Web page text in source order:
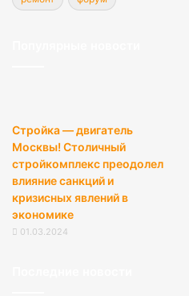
Стройка — двигатель
Москвы! Столичный
стройкомплекс преодолел
влияние санкций и
кризисных явлений в
экономике
01.03.2024